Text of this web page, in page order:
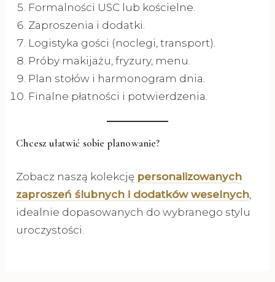
Formalności USC lub kościelne.
Zaproszenia i dodatki.
Logistyka gości (noclegi, transport).
Próby makijażu, fryzury, menu.
Plan stołów i harmonogram dnia.
Finalne płatności i potwierdzenia.
Chcesz ułatwić sobie planowanie?
Zobacz naszą kolekcję personalizowanych
zaproszeń ślubnych i dodatków weselnych
idealnie dopasowanych do wybranego stylu
uroczystości.